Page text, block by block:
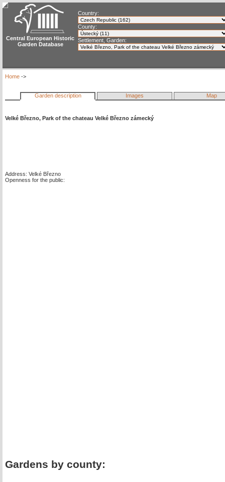
Central European Historic
Garden Database
Country:
County:
Settlement, Garden:
Home ->
Garden description Images Map
Velké Březno, Park of the chateau Velké Březno zámecký
Address: Velké Březno
Openness for the public:
Gardens by county: